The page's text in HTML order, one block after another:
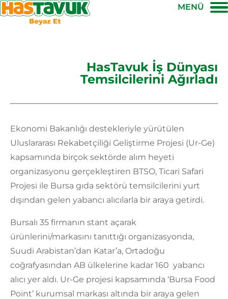
MENÜ
HasTavuk İş Dünyası
Temsilcilerini Ağırladı
Ekonomi Bakanlığı destekleriyle yürütülen
Uluslararası Rekabetçiliği Geliştirme Projesi (Ur-Ge)
kapsamında birçok sektörde alım heyeti
organizasyonu gerçekleştiren BTSO, Ticari Safari
Projesi ile Bursa gıda sektörü temsilcilerini yurt
dışından gelen yabancı alıcılarla bir araya getirdi.
Bursalı 35 firmanın stant açarak
ürünlerini/markasını tanıttığı organizasyonda,
Suudi Arabistan’dan Katar’a, Ortadoğu
coğrafyasından AB ülkelerine kadar 160 yabancı
alıcı yer aldı. Ur-Ge projesi kapsamında ‘Bursa Food
Point’ kurumsal markası altında bir araya gelen